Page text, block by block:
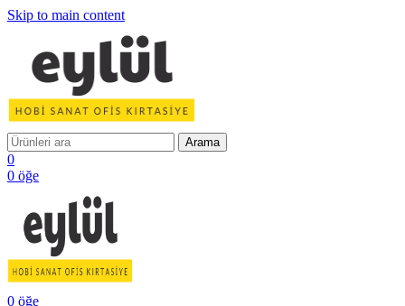
Skip to main content
Arama
0
0 öğe
0 öğe